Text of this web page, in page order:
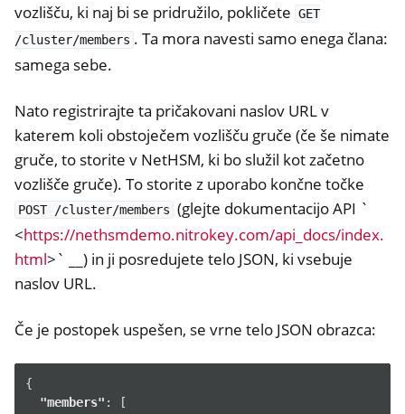
vozlišču, ki naj bi se pridružilo, pokličete GET
/cluster/members . Ta mora navesti samo enega člana:
samega sebe.
Nato registrirajte ta pričakovani naslov URL v
katerem koli obstoječem vozlišču gruče (če še nimate
gruče, to storite v NetHSM, ki bo služil kot začetno
vozlišče gruče). To storite z uporabo končne točke
POST /cluster/members (glejte dokumentacijo API `
<https://nethsmdemo.nitrokey.com/api_docs/index.
html>` __) in ji posredujete telo JSON, ki vsebuje
naslov URL.
Če je postopek uspešen, se vrne telo JSON obrazca:
{
"members" : [